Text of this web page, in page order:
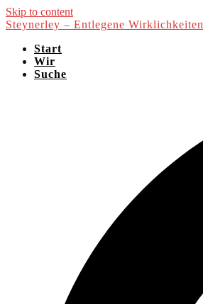
Skip to content
Steynerley – Entlegene Wirklichkeiten
Start
Wir
Suche